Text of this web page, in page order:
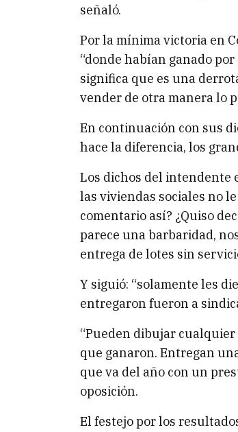
señaló.
Por la mínima victoria en
“donde habían ganado
significa que es una
vender de otra manera lo
En continuación con sus
hace la diferencia, los
Los dichos del intendente
las viviendas sociales no
comentario así? ¿Quiso
parece una barbaridad,
entrega de lotes sin
Y siguió: “solamente les
entregaron fueron a
“Pueden dibujar
que ganaron. Entregan
que va del año con un
oposición.
El festejo por los